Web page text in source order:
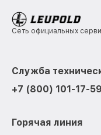
Сеть официальных
Служба
+7 (800) 101-17-59
Горячая линия